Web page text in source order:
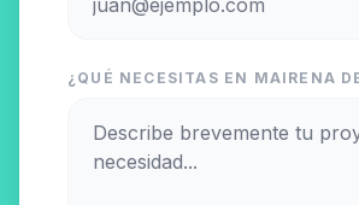
¿QUÉ NECESITAS EN MAIRENA